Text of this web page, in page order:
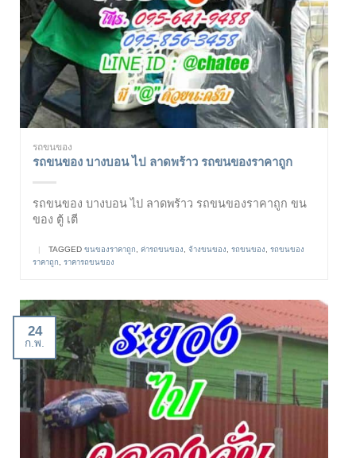
รถขนของ
รถขนของ บางบอน ไป ลาดพร้าว รถขนของราคาถูก
รถขนของ บางบอน ไป ลาดพร้าว รถขนของราคาถูก ขน
ของ ตู้ เตี
| TAGGED ขนของราคาถูก ค่ารถขนของ จ้างขนของ รถขนของ
รถขนของ
ราคาถูก
ราคารถขนของ
24
ก.พ.